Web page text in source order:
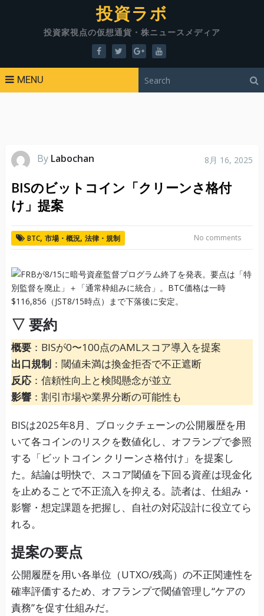
投資ラボ
投資家視点の仮想通貨・株ニュースメディア
MENU
By Labochan 8月 16, 2025
BISのビットコイン「クリーンさ格付
け」提案
BTC, 市場・概況, 法律・規制 No comments
▽ 要約
概要：BISが0〜100点のAMLスコア導入を提案
出口規制：閾値未満は換金拒否で不正遮断
反応：信頼性向上と検閲懸念が並立
影響：割引市場や業界分断の可能性も
BISは2025年8月、ブロックチェーンの公開履歴を用
いて各コインのリスクを数値化し、オフランプで参照
する「ビットコイン クリーンさ格付け」を提案し
た。結論は明快で、スコア閾値を下回る資産は現金化
を止めることで不正流入を抑える。読者は、仕組み・
影響・想定課題を把握し、自社の対応設計に役立てら
れる。
提案の要点
公開履歴を用い各単位（UTXO/残高）の不正関連性を
確率評価するため、オフランプで閾値管理し“ケアの
責務”を促す仕組みだ。